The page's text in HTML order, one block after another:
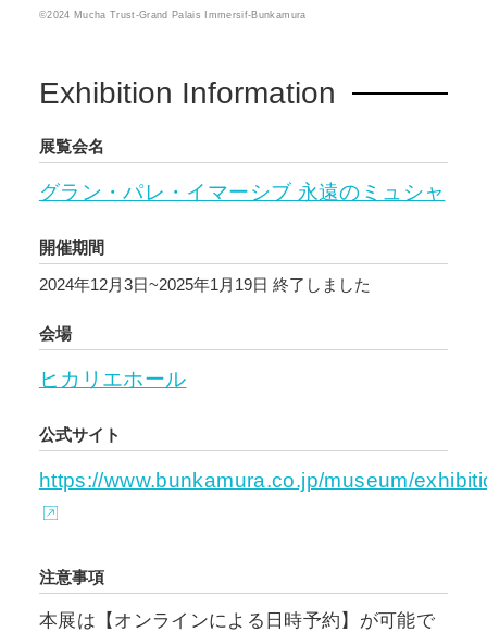
©2024 Mucha Trust-Grand Palais Immersif-Bunkamura
Exhibition Information
展覧会名
グラン・パレ・イマーシブ 永遠のミュシャ
開催期間
2024年12月3日~2025年1月19日 終了しました
会場
ヒカリエホール
公式サイト
https://www.bunkamura.co.jp/museum/
注意事項
本展は【オンラインによる日時予約】が可能で